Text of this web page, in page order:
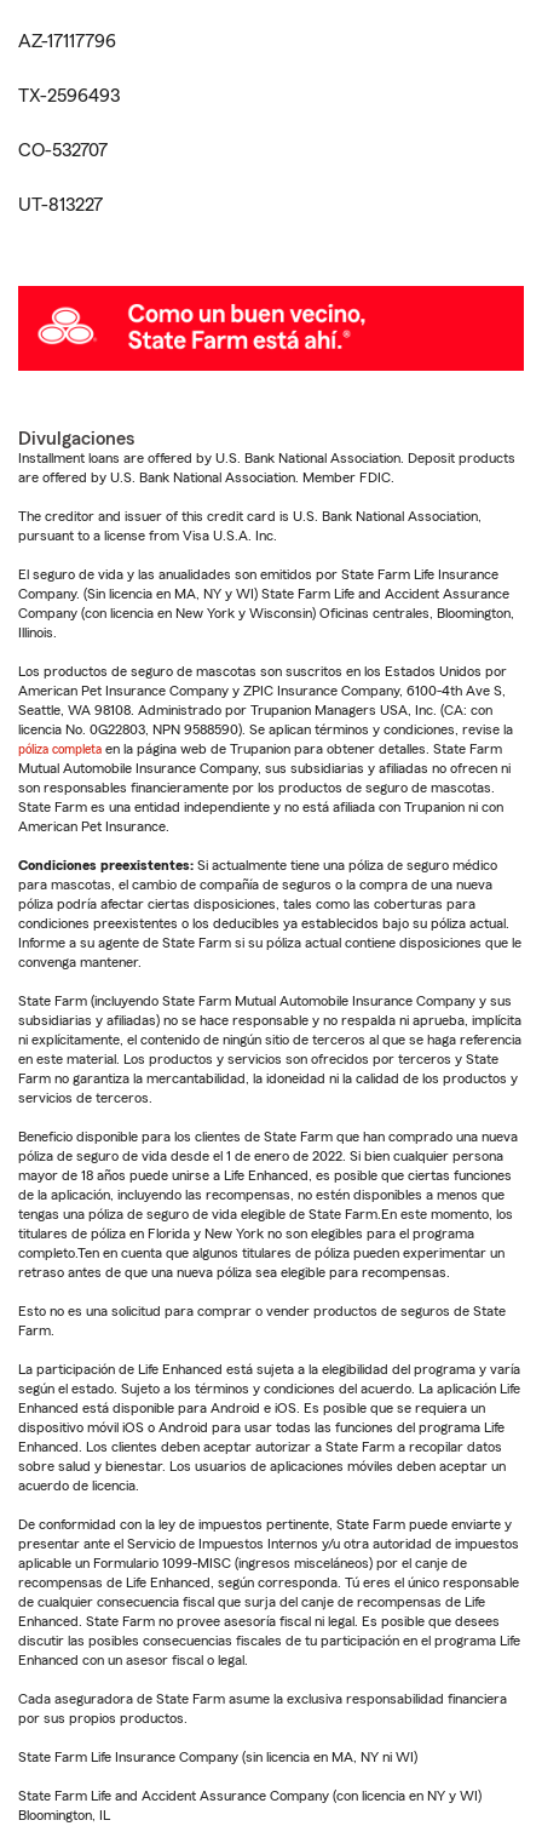
AZ-17117796
TX-2596493
CO-532707
UT-813227
Divulgaciones
Installment loans are offered by U.S. Bank National Association. Deposit products
are offered by U.S. Bank National Association. Member FDIC.
The creditor and issuer of this credit card is U.S. Bank National Association,
pursuant to a license from Visa U.S.A. Inc.
El seguro de vida y las anualidades son emitidos por State Farm Life Insurance
Company. (Sin licencia en MA, NY y WI) State Farm Life and Accident Assurance
Company (con licencia en New York y Wisconsin) Oficinas centrales, Bloomington,
Illinois.
Los productos de seguro de mascotas son suscritos en los Estados Unidos por
American Pet Insurance Company y ZPIC Insurance Company, 6100-4th Ave S,
Seattle, WA 98108. Administrado por Trupanion Managers USA, Inc. (CA: con
licencia No. 0G22803, NPN 9588590). Se aplican términos y condiciones, revise la
póliza completa en la página web de Trupanion para obtener detalles. State Farm
Mutual Automobile Insurance Company, sus subsidiarias y afiliadas no ofrecen ni
son responsables financieramente por los productos de seguro de mascotas.
State Farm es una entidad independiente y no está afiliada con Trupanion ni con
American Pet Insurance.
Condiciones preexistentes: Si actualmente tiene una póliza de seguro médico
para mascotas, el cambio de compañía de seguros o la compra de una nueva
póliza podría afectar ciertas disposiciones, tales como las coberturas para
condiciones preexistentes o los deducibles ya establecidos bajo su póliza actual.
Informe a su agente de State Farm si su póliza actual contiene disposiciones que le
convenga mantener.
State Farm (incluyendo State Farm Mutual Automobile Insurance Company y sus
subsidiarias y afiliadas) no se hace responsable y no respalda ni aprueba, implícita
ni explícitamente, el contenido de ningún sitio de terceros al que se haga referencia
en este material. Los productos y servicios son ofrecidos por terceros y State
Farm no garantiza la mercantabilidad, la idoneidad ni la calidad de los productos y
servicios de terceros.
Beneficio disponible para los clientes de State Farm que han comprado una nueva
póliza de seguro de vida desde el 1 de enero de 2022. Si bien cualquier persona
mayor de 18 años puede unirse a Life Enhanced, es posible que ciertas funciones
de la aplicación, incluyendo las recompensas, no estén disponibles a menos que
tengas una póliza de seguro de vida elegible de State Farm.En este momento, los
titulares de póliza en Florida y New York no son elegibles para el programa
completo.Ten en cuenta que algunos titulares de póliza pueden experimentar un
retraso antes de que una nueva póliza sea elegible para recompensas.
Esto no es una solicitud para comprar o vender productos de seguros de State
Farm.
La participación de Life Enhanced está sujeta a la elegibilidad del programa y varía
según el estado. Sujeto a los términos y condiciones del acuerdo. La aplicación Life
Enhanced está disponible para Android e iOS. Es posible que se requiera un
dispositivo móvil iOS o Android para usar todas las funciones del programa Life
Enhanced. Los clientes deben aceptar autorizar a State Farm a recopilar datos
sobre salud y bienestar. Los usuarios de aplicaciones móviles deben aceptar un
acuerdo de licencia.
De conformidad con la ley de impuestos pertinente, State Farm puede enviarte y
presentar ante el Servicio de Impuestos Internos y/u otra autoridad de impuestos
aplicable un Formulario 1099-MISC (ingresos misceláneos) por el canje de
recompensas de Life Enhanced, según corresponda. Tú eres el único responsable
de cualquier consecuencia fiscal que surja del canje de recompensas de Life
Enhanced. State Farm no provee asesoría fiscal ni legal. Es posible que desees
discutir las posibles consecuencias fiscales de tu participación en el programa Life
Enhanced con un asesor fiscal o legal.
Cada aseguradora de State Farm asume la exclusiva responsabilidad financiera
por sus propios productos.
State Farm Life Insurance Company (sin licencia en MA, NY ni WI)
State Farm Life and Accident Assurance Company (con licencia en NY y WI)
Bloomington, IL